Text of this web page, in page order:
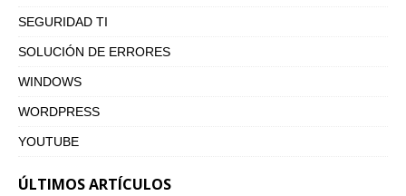
SEGURIDAD TI
SOLUCIÓN DE ERRORES
WINDOWS
WORDPRESS
YOUTUBE
ÚLTIMOS ARTÍCULOS